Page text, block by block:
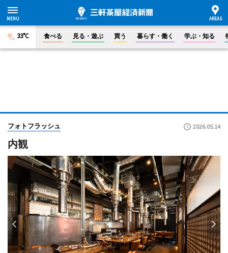
33°C 食べる 見る・遊ぶ 買う 暮らす・働く 学ぶ・知る
フォトフラッシュ 2026.05.14
内観